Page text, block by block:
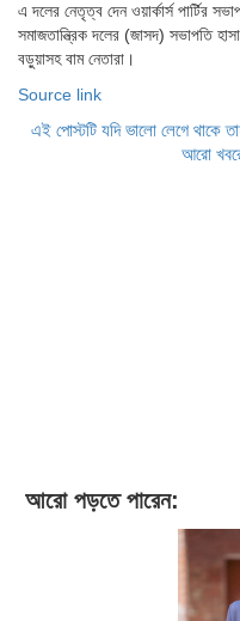
এ দলের নেতৃত্ব দেন ওয়ার্কার্স পার্টির
সমাজতান্ত্রিক দলের (জাসদ) সভাপতি
বড়ুয়াসহ বাম নেতারা।
Source link
এই পোস্টটি যদি ভালো লেগে থাকে
আরো
আরো পড়তে পারেন: